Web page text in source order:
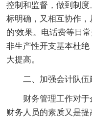
控制和监督，做到制
标明确，又相互协作
的'效果。电话费等日
非生产性开支基本杜
大提高。
二、加强会计队
财务管理工作对于
财务人员的素质又是提